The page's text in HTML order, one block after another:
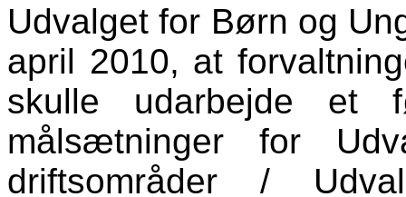
Udvalget for Børn og
april 2010, at
skulle udarbejde
målsætninger for
driftsområder /